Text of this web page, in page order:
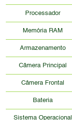
Processador
Memória RAM
Armazenamento
Câmera Principal
Câmera Frontal
Bateria
Sistema Operacional